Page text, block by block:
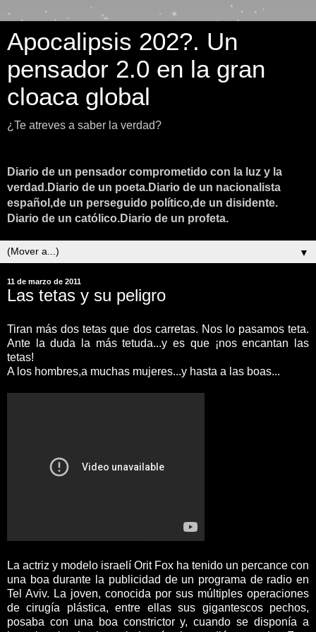
Apocalipsis 202?. Un
pensador 2.0 en la gran
cloaca global
¿Te atreves a saber la verdad?
Diario de un pensador comprometido con la luz y la
verdad.Diario de un poeta.Diario de un nacionalista
español,de un perseguido político,de un disidente.
Diario de un católico.Diario de un profeta.
▼
11 de marzo de 2011
Las tetas y su peligro
Tiran más dos tetas que dos carretas. Nos lo pasamos teta.
Ante la duda la más tetuda...y es que ¡nos encantan las
tetas!
A los hombres,a muchas mujeres...y hasta a las boas...
La actriz y modelo israelí Orit Fox ha tenido un percance con
una boa durante la publicidad de un programa de radio en
Tel Aviv. La joven, conocida por sus múltiples operaciones
de cirugía plástica, entre ellas sus gigantescos pechos,
posaba con una boa constrictor y, cuando se disponía a